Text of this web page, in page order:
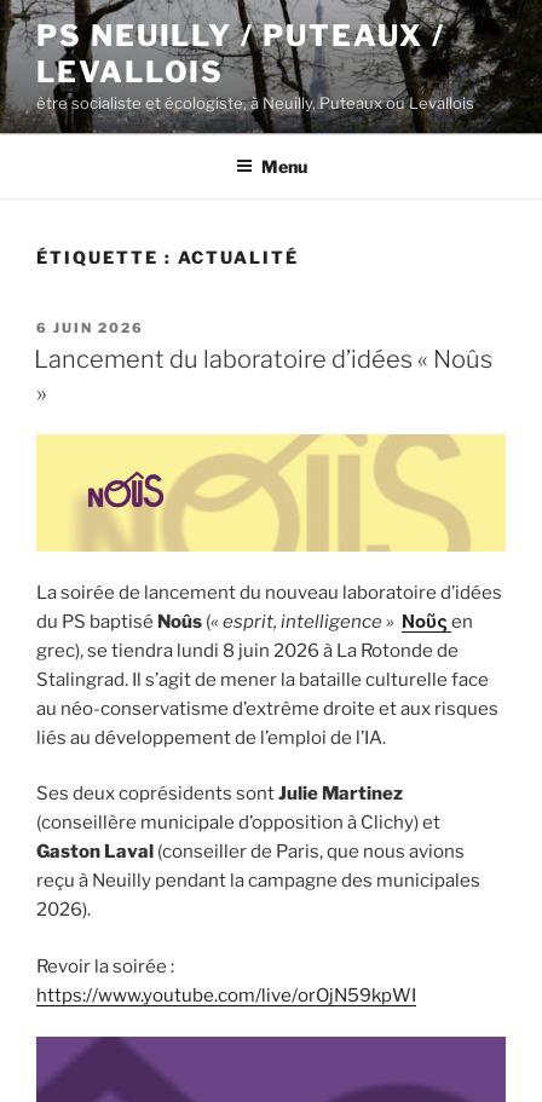
Aller
au
contenu
principal
PS NEUILLY / PUTEAUX /
LEVALLOIS
être socialiste et écologiste, à Neuilly, Puteaux ou Levallois
Menu
ÉTIQUETTE : ACTUALITÉ
PUBLIÉ
LE
6 JUIN 2026
Lancement du laboratoire d’idées « Noûs
»
La soirée de lancement du nouveau laboratoire d’idées
du PS baptisé Noûs (« esprit, intelligence » Νοῦς en
grec), se tiendra lundi 8 juin 2026 à La Rotonde de
Stalingrad. Il s’agit de mener la bataille culturelle face
au néo-conservatisme d’extrême droite et aux risques
liés au développement de l’emploi de l’IA.
Ses deux coprésidents sontJulie Martinez
(conseillère municipale d’opposition à Clichy) et
Gaston Laval (conseiller de Paris, que nous avions
reçu à Neuilly pendant la campagne des municipales
2026).
Revoir la soirée :
https://www.youtube.com/live/orOjN59kpWI